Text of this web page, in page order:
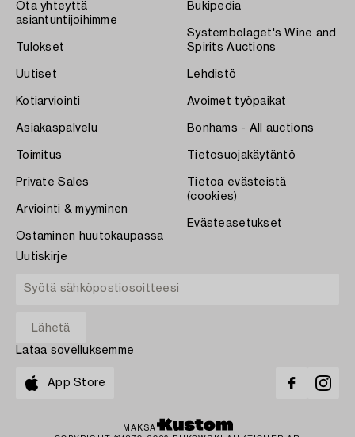
Ota yhteyttä
asiantuntijoihimme
Tulokset
Uutiset
Kotiarviointi
Asiakaspalvelu
Toimitus
Private Sales
Arviointi & myyminen
Ostaminen huutokaupassa
Bukipedia
Systembolaget's Wine and
Spirits Auctions
Lehdistö
Avoimet työpaikat
Bonhams - All auctions
Tietosuojakäytäntö
Tietoa evästeistä
(cookies)
Evästeasetukset
Uutiskirje
Lataa sovelluksemme
App Store
MAKSA